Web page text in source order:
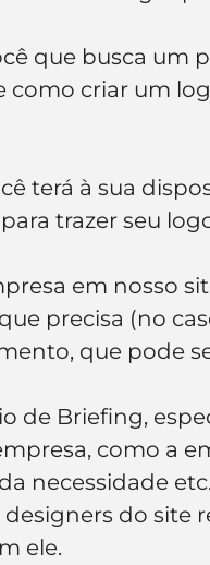
que busca um
como criar um
terá à sua
trazer seu
em nosso
precisa (no
que pode
de Briefing,
como a
necessidade etc.
do site
ele.